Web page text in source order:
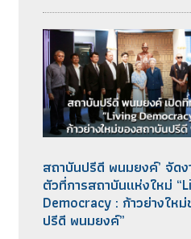
สถาบันปรีดี พนมยงค์’ จัดง
ตัวที่การสถาบันแห่งใหม่
Democracy : ก้าวย่างให
ปรีดี พนมยงค์”